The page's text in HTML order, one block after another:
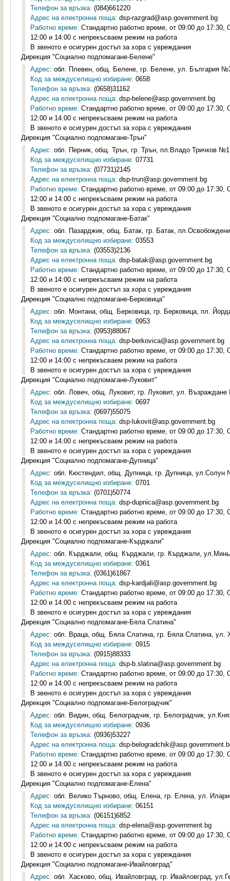
Телефон за връзка: (084)661220
Адрес на електронна поща: dsp-razgrad@asp.government.bg
Работно време: Стандартно работно време, от 09:00 до
12:00 и 14:00 с непрекъсваем режим на работа
В звеното е осигурен достъп за хора с увреждания
Дирекция "Социално подпомагане-Белене"
Адрес: обл. Плевен, общ. Белене, гр. Белене, ул. България
Код за междуселищно избиране: 0658
Телефон за връзка: (0658)31162
Адрес на електронна поща: dsp-belene@asp.government.bg
Работно време: Стандартно работно време, от 09:00 до
12:00 и 14:00 с непрекъсваем режим на работа
В звеното е осигурен достъп за хора с увреждания
Дирекция "Социално подпомагане-Трън"
Адрес: обл. Перник, общ. Трън, гр. Трън, пл.Владо Тричков
Код за междуселищно избиране: 07731
Телефон за връзка: (07731)2145
Адрес на електронна поща: dsp-trun@asp.government.bg
Работно време: Стандартно работно време, от 09:00 до
12:00 и 14:00 с непрекъсваем режим на работа
В звеното е осигурен достъп за хора с увреждания
Дирекция "Социално подпомагане-Батак"
Адрес: обл. Пазарджик, общ. Батак, гр. Батак,
Код за междуселищно избиране: 03553
Телефон за връзка: (03553)2136
Адрес на електронна поща: dsp-batak@asp.government.bg
Работно време: Стандартно работно време, от 09:00 до
12:00 и 14:00 с непрекъсваем режим на работа
В звеното е осигурен достъп за хора с увреждания
Дирекция "Социално подпомагане-Берковица"
Адрес: обл. Монтана, общ. Берковица, гр. Берковица, пл.
Код за междуселищно избиране: 0953
Телефон за връзка: (0953)88067
Адрес на електронна поща: dsp-berkovica@asp.government.bg
Работно време: Стандартно работно време, от 09:00 до
12:00 и 14:00 с непрекъсваем режим на работа
В звеното е осигурен достъп за хора с увреждания
Дирекция "Социално подпомагане-Луковит"
Адрес: обл. Ловеч, общ. Луковит, гр. Луковит, ул.
Код за междуселищно избиране: 0697
Телефон за връзка: (0697)55075
Адрес на електронна поща: dsp-lukovit@asp.government.bg
Работно време: Стандартно работно време, от 09:00 до
12:00 и 14:00 с непрекъсваем режим на работа
В звеното е осигурен достъп за хора с увреждания
Дирекция "Социално подпомагане-Дупница"
Адрес: обл. Кюстендил, общ. Дупница, гр. Дупница, ул.Солун
Код за междуселищно избиране: 0701
Телефон за връзка: (0701)50774
Адрес на електронна поща: dsp-dupnica@asp.government.bg
Работно време: Стандартно работно време, от 09:00 до
12:00 и 14:00 с непрекъсваем режим на работа
В звеното е осигурен достъп за хора с увреждания
Дирекция "Социално подпомагане-Кърджали"
Адрес: обл. Кърджали, общ. Кърджали, гр. Кърджали,
Код за междуселищно избиране: 0361
Телефон за връзка: (0361)61867
Адрес на електронна поща: dsp-kardjali@asp.government.bg
Работно време: Стандартно работно време, от 09:00 до
12:00 и 14:00 с непрекъсваем режим на работа
В звеното е осигурен достъп за хора с увреждания
Дирекция "Социално подпомагане-Бяла Слатина"
Адрес: обл. Враца, общ. Бяла Слатина, гр. Бяла Слатина,
Код за междуселищно избиране: 0915
Телефон за връзка: (0915)88333
Адрес на електронна поща: dsp-b.slatina@asp.government.bg
Работно време: Стандартно работно време, от 09:00 до
12:00 и 14:00 с непрекъсваем режим на работа
В звеното е осигурен достъп за хора с увреждания
Дирекция "Социално подпомагане-Белоградчик"
Адрес: обл. Видин, общ. Белоградчик, гр. Белоградчик,
Код за междуселищно избиране: 0936
Телефон за връзка: (0936)53227
Адрес на електронна поща: dsp-
Работно време: Стандартно работно време, от 09:00 до
12:00 и 14:00 с непрекъсваем режим на работа
В звеното е осигурен достъп за хора с увреждания
Дирекция "Социално подпомагане-Елена"
Адрес: обл. Велико Търново, общ. Елена, гр. Елена, ул.
Код за междуселищно избиране: 06151
Телефон за връзка: (06151)6852
Адрес на електронна поща: dsp-elena@asp.government.bg
Работно време: Стандартно работно време, от 09:00 до
12:00 и 14:00 с непрекъсваем режим на работа
В звеното е осигурен достъп за хора с увреждания
Дирекция "Социално подпомагане-Ивайловград"
Адрес: обл. Хасково, общ. Ивайловград, гр. Ивайловград,